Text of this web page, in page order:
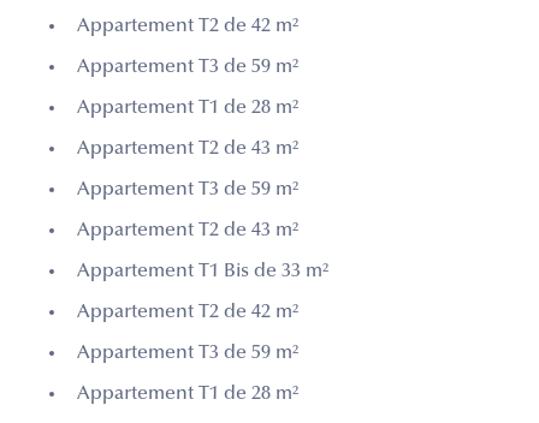
Appartement T2 de 42 m²
Appartement T3 de 59 m²
Appartement T1 de 28 m²
Appartement T2 de 43 m²
Appartement T3 de 59 m²
Appartement T2 de 43 m²
Appartement T1 Bis de 33 m²
Appartement T2 de 42 m²
Appartement T3 de 59 m²
Appartement T1 de 28 m²